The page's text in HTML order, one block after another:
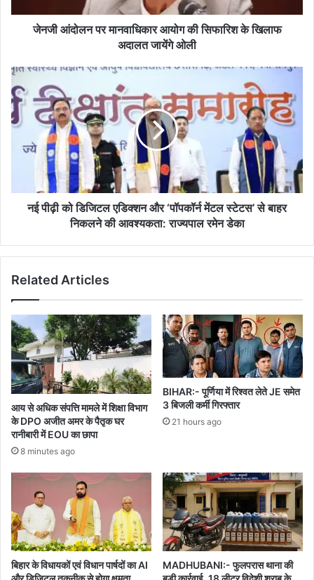
खिलाफ
अदालतजेनजी आंदोलन पर मानवाधिकार आयोग की सिफारिश के खिलाफ
अदालत जायेंगे ओली
नई
पीढ़ी
को
डिजिटल
और
स्टेटस’
राज्यपाल
नई पीढ़ी को डिजिटल एडिक्शन और ‘पॉपकॉर्न मेंटल स्टेटस’ से बाहर
निकलने की आवश्यकता: राज्यपाल रमेन डेका
Related Articles
आय से अधिक संपत्ति मामले में शिक्षा विभाग
के DPO अजीत अमर के पैतृक घर
रानीबारी में EOU का छापा
8 minutes ago
BIHAR:- पूर्णिया में रिश्वत लेते JE समेत
3 बिजली कर्मी गिरफ्तार
21 hours ago
बिहार के विधायकों एवं विधान पार्षदों का AI
MADHUBANI:- फुलपरास थाना की